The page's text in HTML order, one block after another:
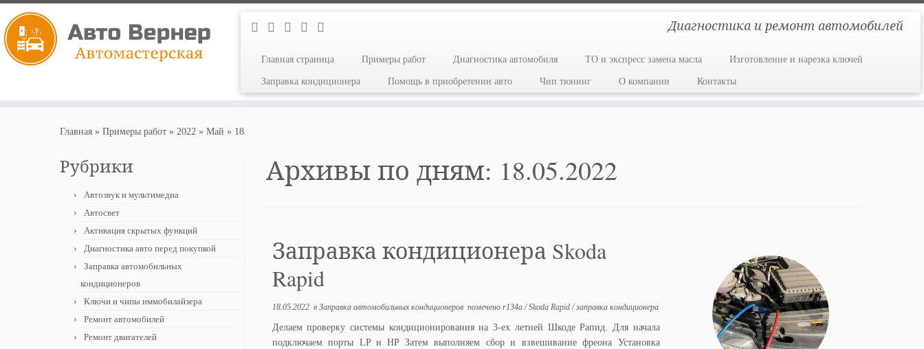
Диагностика и ремонт автомобилей
Главная страница Примеры работ Диагностика автомобиля ТО и экспресс замена масла Изготовление и нарезка ключей
Заправка кондиционера Помощь в приобретении авто Чип тюнинг О компании Контакты
Главная » Примеры работ » 2022 » Май » 18
Рубрики
Автозвук и мультимедиа
Автосвет
Активация скрытых функций
Диагностика авто перед покупкой
Заправка автомобильных
кондиционеров
Ключи и чипы иммобилайзера
Ремонт автомобилей
Ремонт двигателей
Архивы по дням: 18.05.2022
Заправка кондиционера Skoda
Rapid
18.05.2022в Заправка автомобильных кондиционеров помечено r134a/Skoda Rapid/заправка кондиционера
Делаем проверку системы кондиционирования на 3-ех летней Шкоде Рапид. Для начала
подключаем порты LP и HP Затем выполняем сбор и взвешивание фреона Установка